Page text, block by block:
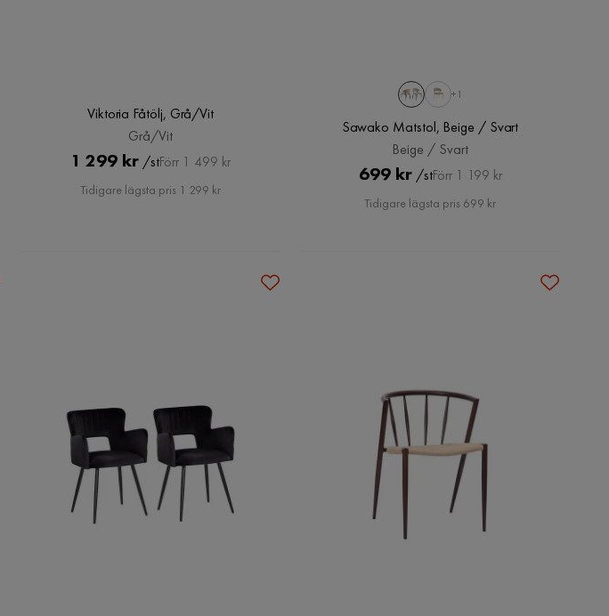
Viktoria Fåtölj, Grå/Vit
Grå/Vit
Pris
1 299 kr /st
Original
Pris
Förr 1 499 kr
Tidigare lägsta pris 1 299 kr
+1
Sawako Matstol, Beige / Svart
Beige / Svart
Pris
699 kr /stOriginal
Pris
Förr 1 199 kr
Tidigare lägsta pris 699 kr